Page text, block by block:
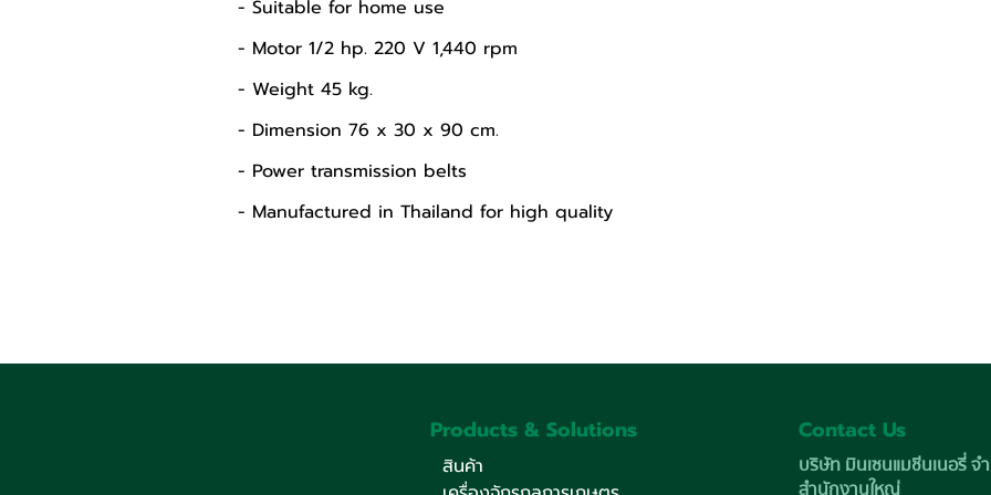
- Suitable for home use
- Motor 1/2 hp. 220 V 1,440 rpm
- Weight 45 kg.
- Dimension 76 x 30 x 90 cm.
- Power transmission belts
- Manufactured in Thailand for high quality
Products & Solutions
สินค้า
Contact Us
บริษัท มินเซนแมชีนเนอรี่ จ